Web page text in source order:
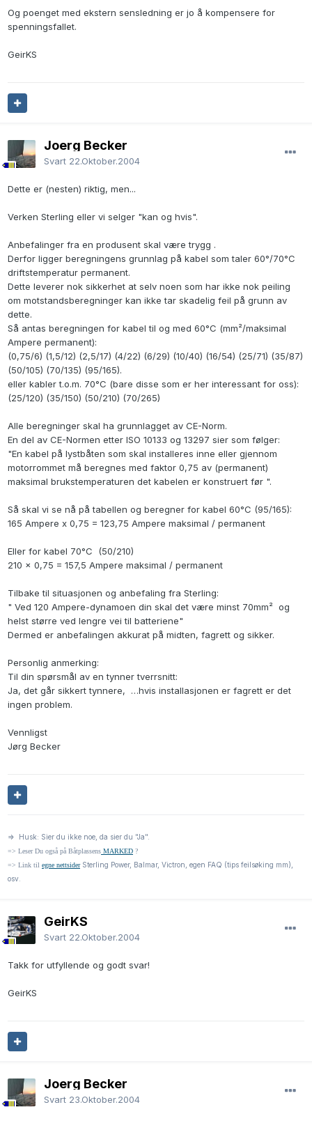
Og poenget med ekstern sensledning er jo å kompensere for
spenningsfallet.
GeirKS
Joerg Becker
Svart 22.Oktober.2004
Dette er (nesten) riktig, men...
Verken Sterling eller vi selger "kan og hvis".
Anbefalinger fra en produsent skal være trygg .
Derfor ligger beregningens grunnlag på kabel som taler 60°/70°C
driftstemperatur permanent.
Dette leverer nok sikkerhet at selv noen som har ikke nok peiling
om motstandsberegninger kan ikke tar skadelig feil på grunn av
dette.
Så antas beregningen for kabel til og med 60°C (mm²/maksimal
Ampere permanent):
(0,75/6) (1,5/12) (2,5/17) (4/22) (6/29) (10/40) (16/54) (25/71) (35/87)
(50/105) (70/135) (95/165).
eller kabler t.o.m. 70°C (bare disse som er her interessant for oss):
(25/120) (35/150) (50/210) (70/265)
Alle beregninger skal ha grunnlagget av CE-Norm.
En del av CE-Normen etter ISO 10133 og 13297 sier som følger:
"En kabel på lystbåten som skal installeres inne eller gjennom
motorrommet må beregnes med faktor 0,75 av (permanent)
maksimal brukstemperaturen det kabelen er konstruert før ".
Så skal vi se nå på tabellen og beregner for kabel 60°C (95/165):
165 Ampere x 0,75 = 123,75 Ampere maksimal / permanent
Eller for kabel 70°C (50/210)
210 x 0,75 = 157,5 Ampere maksimal / permanent
Tilbake til situasjonen og anbefaling fra Sterling:
" Ved 120 Ampere-dynamoen din skal det være minst 70mm² og
helst større ved lengre vei til batteriene"
Dermed er anbefalingen akkurat på midten, fagrett og sikker.
Personlig anmerking:
Til din spørsmål av en tynner tverrsnitt:
Ja, det går sikkert tynnere, …hvis installasjonen er fagrett er det
ingen problem.
Vennligst
Jørg Becker
=> Husk: Sier du ikke noe, da sier du "Ja".
=> Leser Du også på Båtplassens MARKED ?
=> Link til egne nettsiderSterling Power, Balmar, Victron, egen FAQ (tips feilsøking mm),
osv.
GeirKS
Svart 22.Oktober.2004
Takk for utfyllende og godt svar!
GeirKS
Joerg Becker
Svart 23.Oktober.2004